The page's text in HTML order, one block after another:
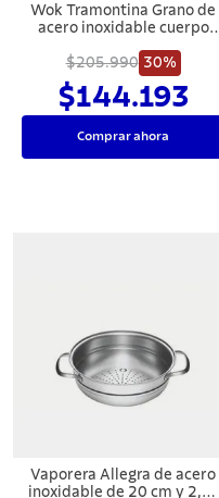
Wok Tramontina Grano de
acero inoxidable cuerpo
cm 5,2 L
$205.990 30%
$144.193
Comprar ahora
Vaporera Allegra de acero
inoxidable de 20 cm y 2,2 l